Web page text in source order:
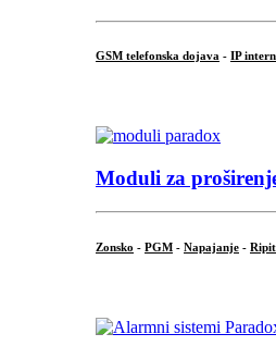
GSM telefonska dojava - IP
Moduli za
Zonsko - PGM - Napajanje -